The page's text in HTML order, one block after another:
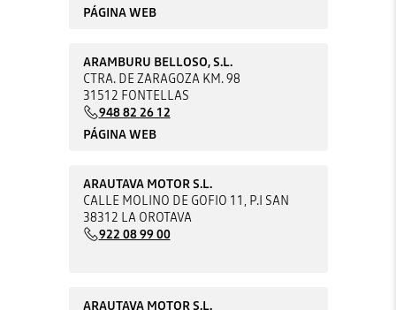
PÁGINA WEB
ARAMBURU BELLOSO, S.L.
CTRA. DE ZARAGOZA KM. 98
31512 FONTELLAS
948 82 26 12
PÁGINA WEB
ARAUTAVA MOTOR S.L.
CALLE MOLINO DE GOFIO 11, P.I SAN
38312 LA OROTAVA
922 08 99 00
ARAUTAVA MOTOR S.L.